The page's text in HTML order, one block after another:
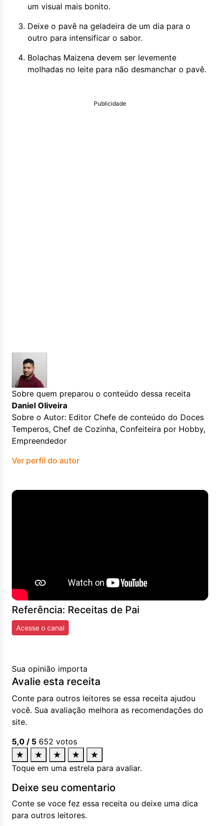
um visual mais bonito.
Deixe o pavê na geladeira de um dia para o
outro para intensificar o sabor.
Bolachas Maizena devem ser levemente
molhadas no leite para não desmanchar o pavê.
Publicidade
Sobre quem preparou o conteúdo dessa receita
Daniel Oliveira
Sobre o Autor: Editor Chefe de conteúdo do Doces
Temperos, Chef de Cozinha, Confeiteira por Hobby,
Empreendedor
Ver perfil do autor
Referência: Receitas de Pai
Acesse o canal
Sua opinião importa
Avalie esta receita
Conte para outros leitores se essa receita ajudou
você. Sua avaliação melhora as recomendações do
site.
5,0 / 5 652 votos
★
★ ★ ★
★
Toque em uma estrela para avaliar.
Deixe seu comentario
Conte se voce fez essa receita ou deixe uma dica
para outros leitores.